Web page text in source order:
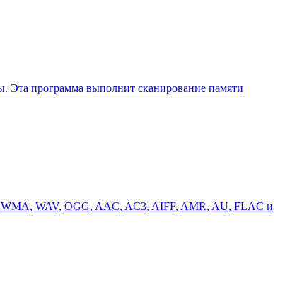
Эта программа выполнит сканирование памяти
WMA, WAV, OGG, AAC, AC3, AIFF, AMR, AU, FLAC и